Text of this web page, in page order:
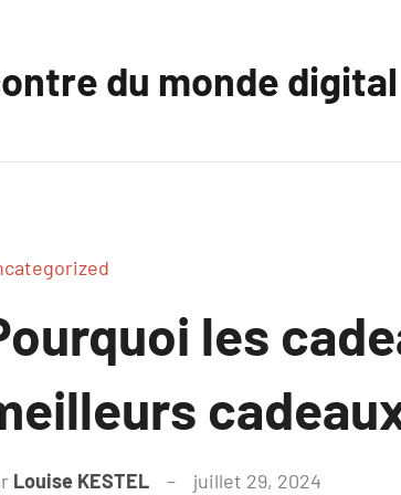
du monde digital
les
Louise KESTEL juillet 29, 2024